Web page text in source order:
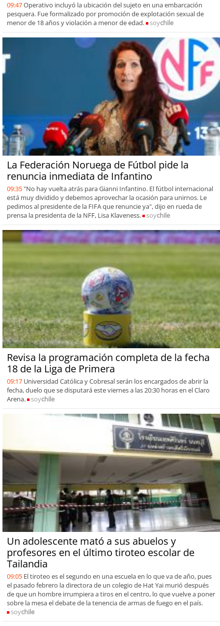
09:47Operativo incluyó la ubicación del sujeto en una embarcación
pesquera. Fue formalizado por promoción de explotación sexual de
menor de 18 años y violación a menor de edad.
soychile
La Federación Noruega de Fútbol pide la
renuncia inmediata de Infantino
09:35 "No hay vuelta atrás para Gianni Infantino. El fútbol internacional
está muy dividido y debemos aprovechar la ocasión para unirnos. Le
pedimos al presidente de la FIFA que renuncie ya", dijo en rueda de
prensa la presidenta de la NFF, Lisa Klaveness.
soychile
Revisa la programación completa de la fecha
18 de la Liga de Primera
09:17 Universidad Católica y Cobresal serán los encargados de abrir la
fecha, duelo que se disputará este viernes a las 20:30 horas en el Claro
Arena.
soychile
Un adolescente mató a sus abuelos y
profesores en el último tiroteo escolar de
Tailandia
09:05 El tiroteo es el segundo en una escuela en lo que va de año, pues
el pasado febrero la directora de un colegio de Hat Yai murió después
de que un hombre irrumpiera a tiros en el centro, lo que vuelve a poner
sobre la mesa el debate de la tenencia de armas de fuego en el país.
soychile